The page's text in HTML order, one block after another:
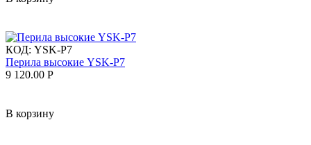
КОД: YSK-P7
Перила высокие YSK-P7
9 120.00 Р
В корзину